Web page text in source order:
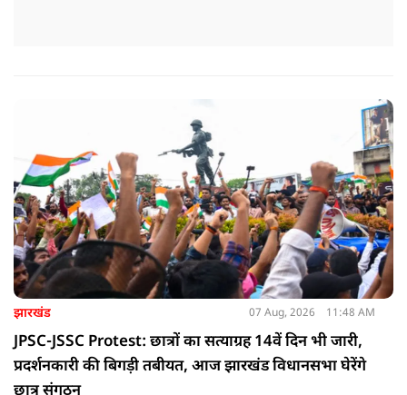
झारखंड 07 Aug, 2026 11:48 AM
JPSC-JSSC Protest: छात्रों का सत्याग्रह 14वें दिन भी जारी,
प्रदर्शनकारी की बिगड़ी तबीयत, आज झारखंड विधानसभा घेरेंगे
छात्र संगठन